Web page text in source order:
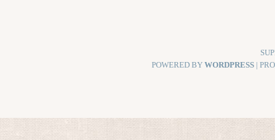
POWERED BYWORDPRESS |